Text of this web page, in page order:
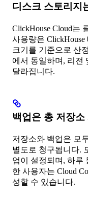
디스크 스토리지
ClickHouse Cloud는
사용량은
크기를 기준으로 산
에서 동일하며, 리전
달라집니다.
백업은 총 저장
저장소와 백업은 모
별도로 청구됩니다.
업이 설정되며, 하루
한 사용자는 Cloud
성할 수 있습니다.